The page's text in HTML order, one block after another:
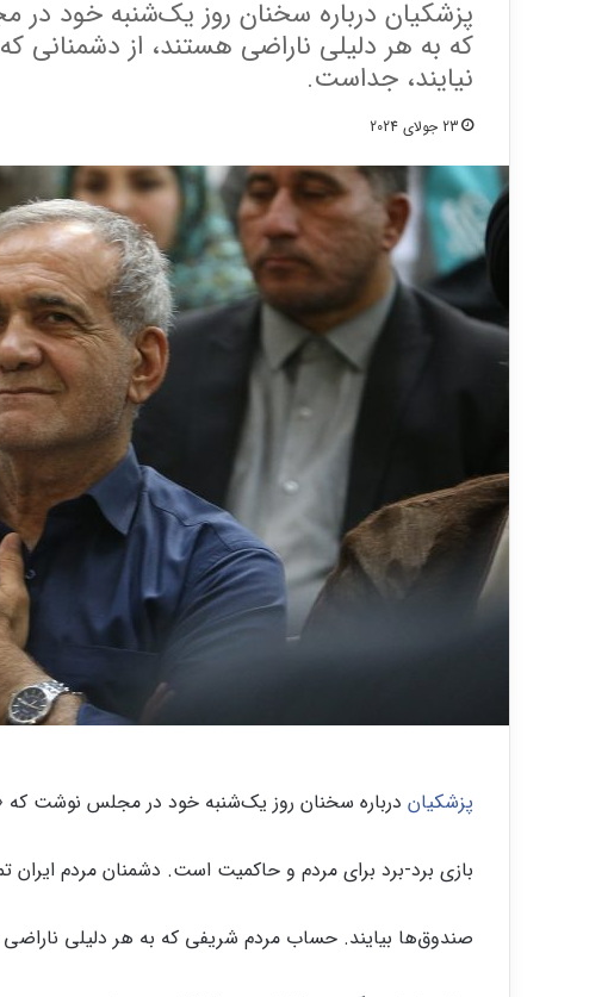
پزشکیان درباره سخنان روز یک‌شنبه خود
که به هر دلیلی ناراضی هستند، از
نیایند، جداست.
23 جولای 2024
پزشکیان درباره سخنان روز یک‌شنبه خود در مجلس نوشت
بازی برد-برد برای مردم و حاکمیت است. دشمنان مردم ایران
صندوق‌ها بیایند. حساب مردم شریفی که به هر دلیلی